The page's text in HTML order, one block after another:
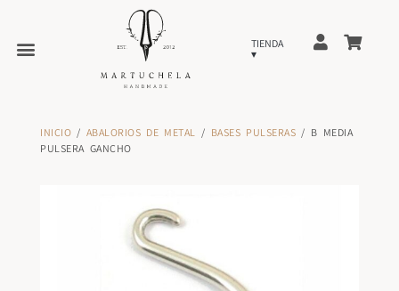
INICIO / ABALORIOS DE METAL / BASES PULSERAS / B MEDIA
PULSERA GANCHO